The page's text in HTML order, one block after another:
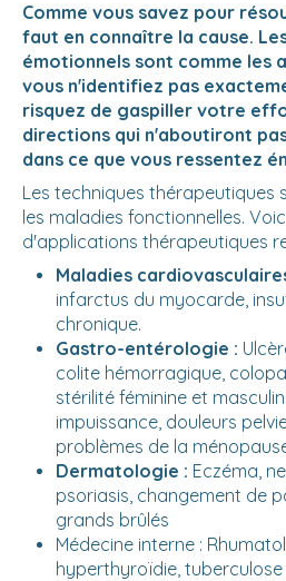
Comme vous savez pour
faut en connaître la cause.
émotionnels sont comme les
vous n'identifiez pas
risquez de gaspiller votre
directions qui n'aboutiront
dans ce que vous ressentez
Les techniques thérapeutiques
les maladies fonctionnelles.
d'applications thérapeutiques
Maladies
infarctus du myocarde,
chronique.
Gastro-entérologie :
colite hémorragique,
stérilité féminine et
impuissance, douleurs
problèmes de la
Dermatologie : Eczéma,
psoriasis, changement de
grands brûlés
Médecine interne :
hyperthyroïdie,